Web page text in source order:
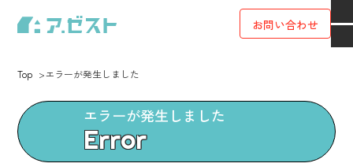
お問い合わせ
Top エラーが発生しました
エラーが発生しました
Error